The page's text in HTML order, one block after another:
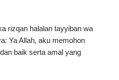
rizqan halalan tayyiban wa
Ya Allah, aku memohon
baik serta amal yang